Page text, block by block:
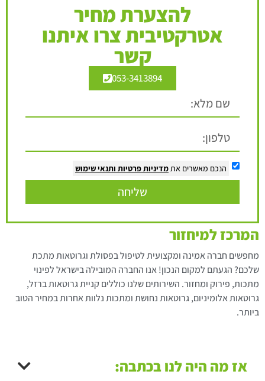
להצערת מחיר
אטרקטיבית צרו איתנו
קשר
053-3413894
הנכם מאשרים אתמדיניות פרטיות ותנאי שימוש
שליחה
המרכז למיחזור
מחפשים חברה אמינה ומקצועית לטיפול בפסולת וגרוטאות מתכת
שלכם? הגעתם למקום הנכון! אנו החברה המובילה בישראל לפינוי
מתכות, פירוק ומחזור. השירותים שלנו כוללים קניית גרוטאות ברזל,
גרוטאות אלומיניום, גרוטאות נחושת ומתכות נלוות אחרות במחיר הטוב
ביותר.
אז מה היה לנו בכתבה: